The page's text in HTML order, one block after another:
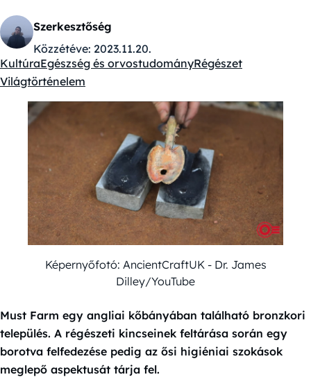
Szerkesztőség
Közzétéve: 2023.11.20.
Kategóriák:
KultúraEgészség és orvostudományRégészet
Világtörténelem
Képernyőfotó: AncientCraftUK - Dr. James
Dilley/YouTube
Must Farm egy angliai kőbányában található bronzkori
település. A régészeti kincseinek feltárása során egy
borotva felfedezése pedig az ősi higiéniai szokások
meglepő aspektusát tárja fel.